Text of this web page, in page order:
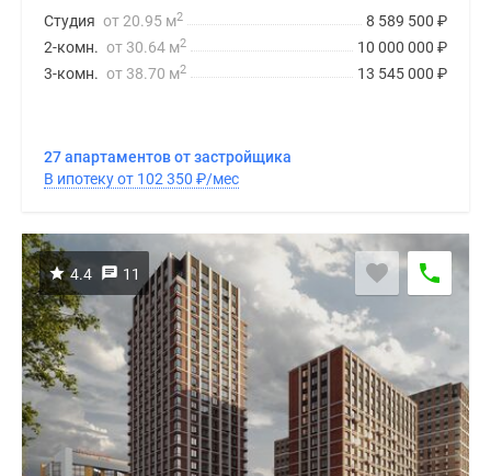
8 589 500 ₽
Студия от 20.95 м2
10 000 000 ₽
2-комн. от 30.64 м2
13 545 000 ₽
3-комн. от 38.70 м2
27 апартаментов от застройщика
В ипотеку от 102 350 ₽/мес
4.4 11